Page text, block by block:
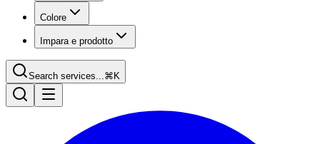
Colore
Impara e prodotto
Search services...⌘K